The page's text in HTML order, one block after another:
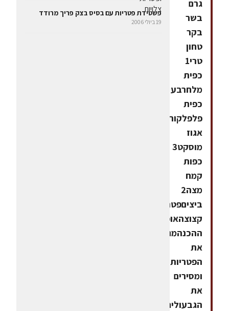
גרם
בשר
בקר
טחון
טרי1
כפית
מלחרבע
כפית
פלפלקורט
אגוז
מוסקט3
כפות
קמח
מצה2
ביציםפטרוזיליה
קצוצהאופן
ההכנהמנגבים
את
הפטריות
ומסירים
את
הגבעולים.
פשטידת פטריות עם בסיס בצק פריך מרודד
19 ביולי 2006